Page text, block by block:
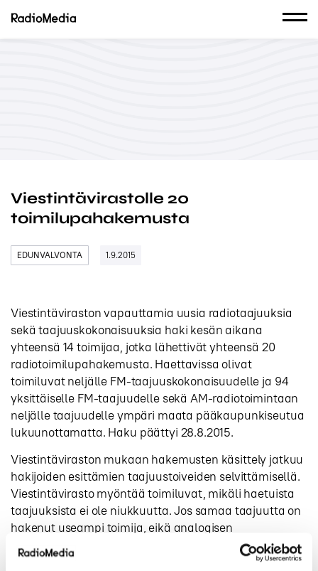
Viestintävirastolle 20
toimilupahakemusta
EDUNVALVONTA 1.9.2015
Viestintäviraston vapauttamia uusia radiotaajuuksia
sekä taajuuskokonaisuuksia haki kesän aikana
yhteensä 14 toimijaa, jotka lähettivät yhteensä 20
radiotoimilupahakemusta. Haettavissa olivat
toimiluvat neljälle FM-taajuuskokonaisuudelle ja 94
yksittäiselle FM-taajuudelle sekä AM-radiotoimintaan
neljälle taajuudelle ympäri maata pääkaupunkiseutua
lukuunottamatta. Haku päättyi 28.8.2015.
Viestintäviraston mukaan hakemusten käsittely jatkuu
hakijoiden esittämien taajuustoiveiden selvittämisellä.
Viestintävirasto myöntää toimiluvat, mikäli haetuista
taajuuksista ei ole niukkuutta. Jos samaa taajuutta on
hakenut useampi toimija, eikä analogisen
radiotoiminnan taajuuksia ole tarjolla riittävästi kaikille
hakijoille, ohjelmistotoimilupapäätökset tekee edelleen